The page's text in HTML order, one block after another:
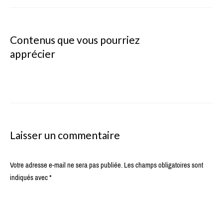
Contenus que vous pourriez
apprécier
Laisser un commentaire
Votre adresse e-mail ne sera pas publiée.Les champs obligatoires sont
indiqués avec*